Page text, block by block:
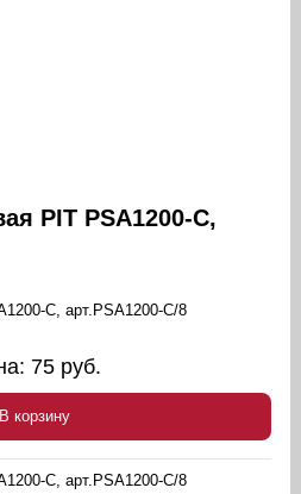
PIT PSA1200-C,
C, арт.PSA1200-C/8
75 руб.
В корзину
C, арт.PSA1200-C/8